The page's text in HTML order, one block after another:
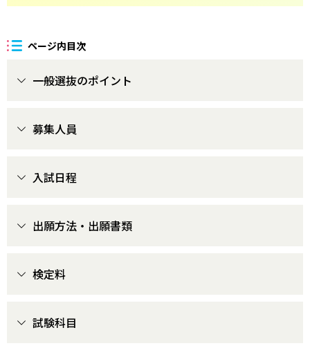
ページ内目次
一般選抜のポイント
募集人員
入試日程
出願方法・出願書類
検定料
試験科目